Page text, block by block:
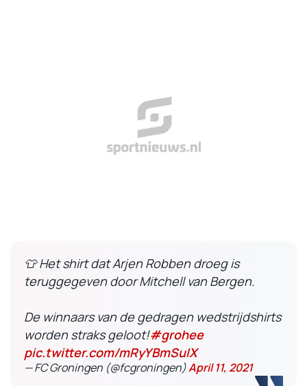
👕 Het shirt dat Arjen Robben droeg is
teruggegeven door Mitchell van Bergen.
De winnaars van de gedragen wedstrijdshirts
worden straks geloot!#grohee
pic.twitter.com/mRyYBmSuIX
— FC Groningen (@fcgroningen)April 11, 2021